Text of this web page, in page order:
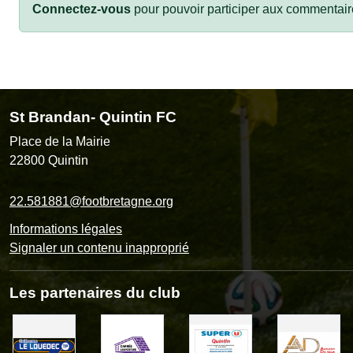
Connectez-vous pour pouvoir participer aux
St Brandan- Quintin FC
Place de la Mairie
22800 Quintin
22.581881@footbretagne.org
Informations légales
Signaler un contenu inapproprié
Les partenaires du club